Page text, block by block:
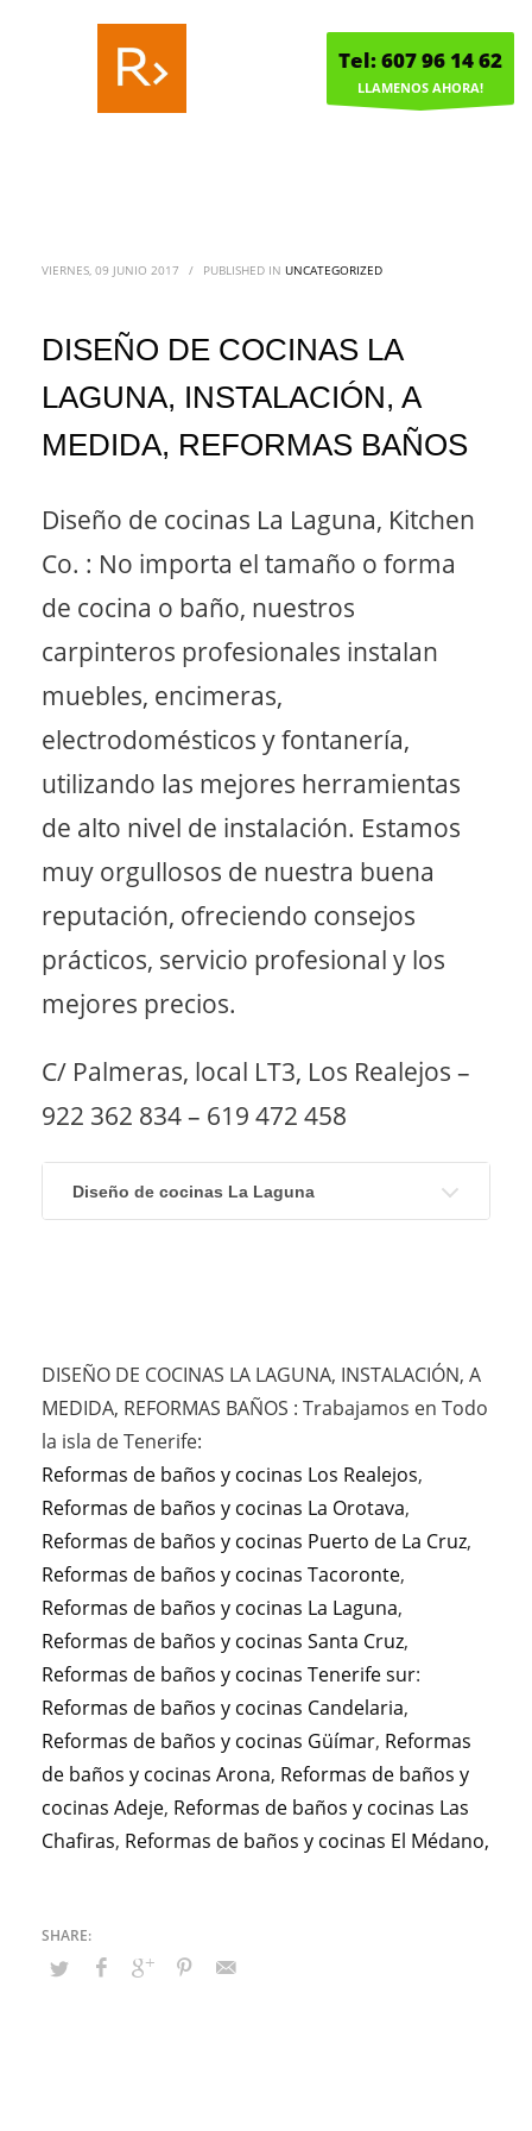
Tel: 607 96 14 62
LLAMENOS AHORA!
VIERNES, 09 JUNIO 2017 / PUBLISHED IN UNCATEGORIZED
DISEÑO DE COCINAS LA
LAGUNA, INSTALACIÓN, A
MEDIDA, REFORMAS BAÑOS
Diseño de cocinas La Laguna, Kitchen
Co. : No importa el tamaño o forma
de cocina o baño, nuestros
carpinteros profesionales instalan
muebles, encimeras,
electrodomésticos y fontanería,
utilizando las mejores herramientas
de alto nivel de instalación. Estamos
muy orgullosos de nuestra buena
reputación, ofreciendo consejos
prácticos, servicio profesional y los
mejores precios.
C/ Palmeras, local LT3, Los Realejos –
922 362 834 – 619 472 458
Diseño de cocinas La Laguna
DISEÑO DE COCINAS LA LAGUNA, INSTALACIÓN, A
MEDIDA, REFORMAS BAÑOS : Trabajamos en Todo
la isla de Tenerife:
Reformas de baños y cocinas Los Realejos,
Reformas de baños y cocinas La Orotava,
Reformas de baños y cocinas Puerto de La Cruz,
Reformas de baños y cocinas Tacoronte,
Reformas de baños y cocinas La Laguna,
Reformas de baños y cocinas Santa Cruz,
Reformas de baños y cocinas Tenerife sur:
Reformas de baños y cocinas Candelaria,
Reformas de baños y cocinas Güímar, Reformas
de baños y cocinas Arona, Reformas de baños y
cocinas Adeje, Reformas de baños y cocinas Las
Chafiras, Reformas de baños y cocinas El Médano,